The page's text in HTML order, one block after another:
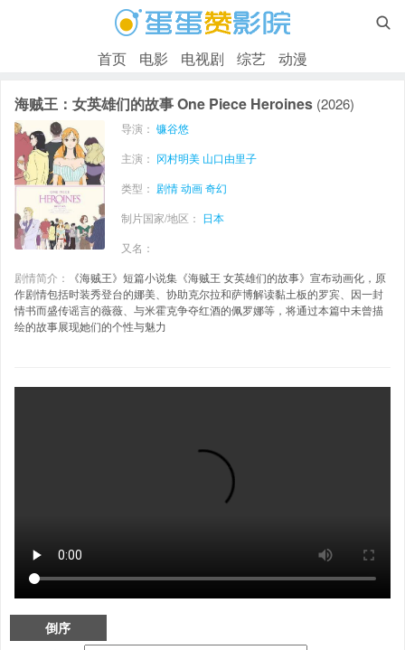

首页 电影 电视剧 综艺 动漫
海贼王：女英雄们的故事 One Piece Heroines (2026)
导演： 镰谷悠
主演： 冈村明美 山口由里子
类型： 剧情动画奇幻
制片国家/地区： 日本
又名：
剧情简介：
《海贼王》短篇小说集《海贼王 女英雄们的故事》宣布动画化，原
作剧情包括时装秀登台的娜美、协助克尔拉和萨博解读黏土板的罗宾、因一封
情书而盛传谣言的薇薇、与米霍克争夺红酒的佩罗娜等，将通过本篇中未曾描
绘的故事展现她们的个性与魅力
倒序